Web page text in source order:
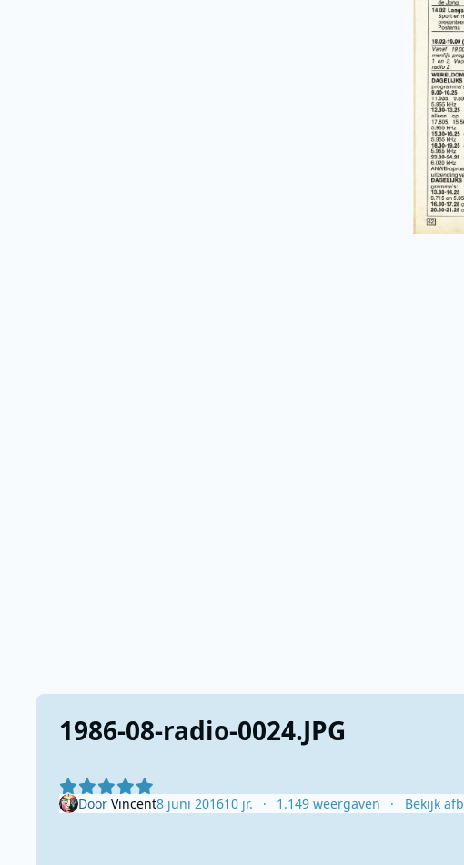
1986-08-radio-0024.JPG
Door Vincent8 juni 201610 jr. 1.149 weergaven Bekijk